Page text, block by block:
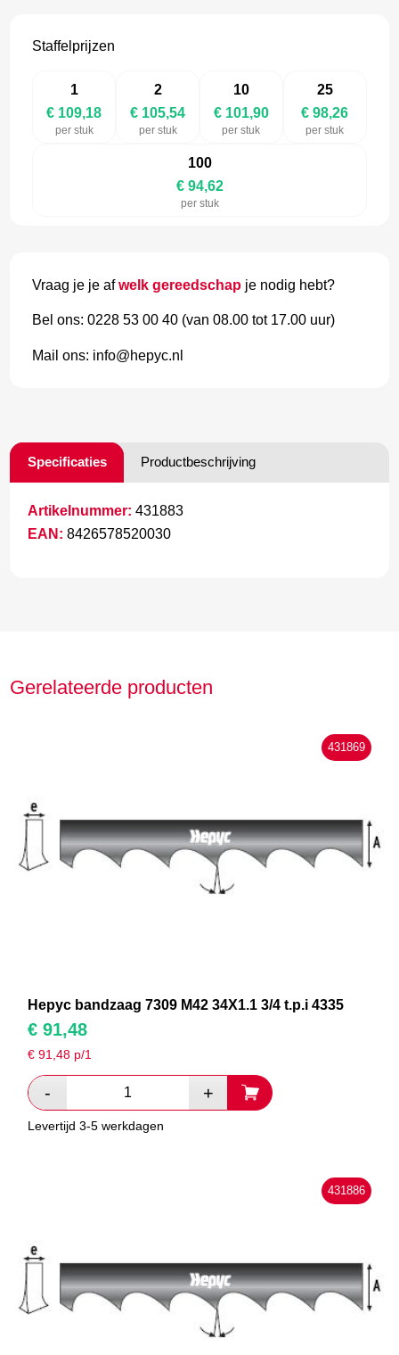
Staffelprijzen
1
€ 109,18
per stuk
2
€ 105,54
per stuk
10
€ 101,90
per stuk
25
€ 98,26
per stuk
100
€ 94,62
per stuk
Vraag je je afwelk gereedschap je nodig hebt?
Bel ons: 0228 53 00 40 (van 08.00 tot 17.00 uur)
Mail ons: info@hepyc.nl
Specificaties Productbeschrijving
Artikelnummer: 431883
EAN: 8426578520030
Gerelateerde producten
431869
Hepyc bandzaag 7309 M42 34X1.1 3/4 t.p.i 4335
€ 91,48
€91,48 p/1
Levertijd 3-5 werkdagen
431886